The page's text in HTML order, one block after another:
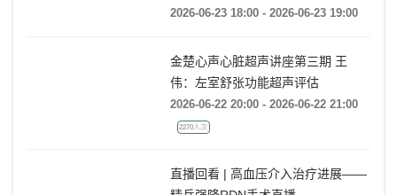
52mm超大窦部AR：入窦策略与释
2026-06-23 18:00 - 2026-06-23 19:00
金楚心声心脏超声讲座第三期 王
伟：左室舒张功能超声评估
直播回看 | 高血压介入治疗进展——